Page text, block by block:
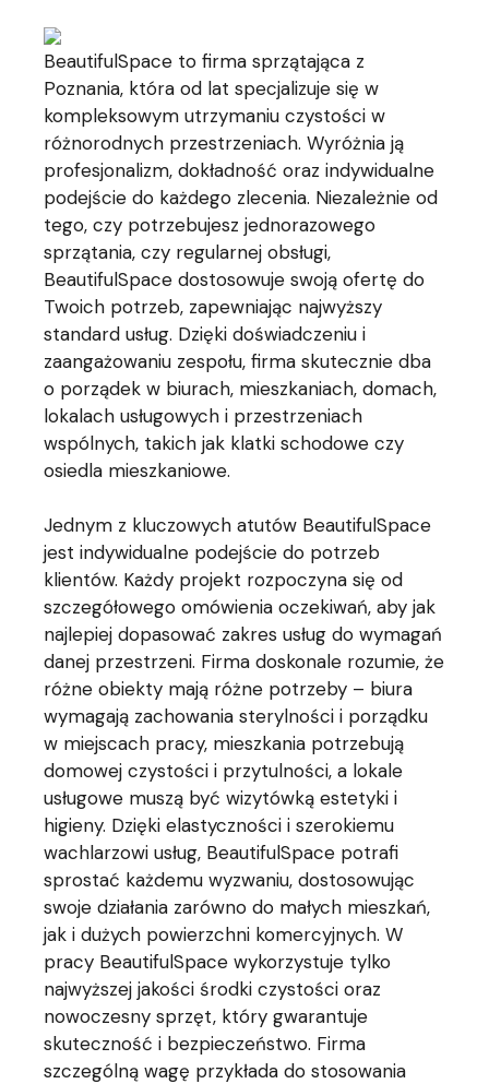
BeautifulSpace to firma sprzątająca z
Poznania, która od lat specjalizuje się w
kompleksowym utrzymaniu czystości w
różnorodnych przestrzeniach. Wyróżnia ją
profesjonalizm, dokładność oraz indywidualne
podejście do każdego zlecenia. Niezależnie od
tego, czy potrzebujesz jednorazowego
sprzątania, czy regularnej obsługi,
BeautifulSpace dostosowuje swoją ofertę do
Twoich potrzeb, zapewniając najwyższy
standard usług. Dzięki doświadczeniu i
zaangażowaniu zespołu, firma skutecznie dba
o porządek w biurach, mieszkaniach, domach,
lokalach usługowych i przestrzeniach
wspólnych, takich jak klatki schodowe czy
osiedla mieszkaniowe.
Jednym z kluczowych atutów BeautifulSpace
jest indywidualne podejście do potrzeb
klientów. Każdy projekt rozpoczyna się od
szczegółowego omówienia oczekiwań, aby jak
najlepiej dopasować zakres usług do wymagań
danej przestrzeni. Firma doskonale rozumie, że
różne obiekty mają różne potrzeby – biura
wymagają zachowania sterylności i porządku
w miejscach pracy, mieszkania potrzebują
domowej czystości i przytulności, a lokale
usługowe muszą być wizytówką estetyki i
higieny. Dzięki elastyczności i szerokiemu
wachlarzowi usług, BeautifulSpace potrafi
sprostać każdemu wyzwaniu, dostosowując
swoje działania zarówno do małych mieszkań,
jak i dużych powierzchni komercyjnych. W
pracy BeautifulSpace wykorzystuje tylko
najwyższej jakości środki czystości oraz
nowoczesny sprzęt, który gwarantuje
skuteczność i bezpieczeństwo. Firma
szczególną wagę przykłada do stosowania